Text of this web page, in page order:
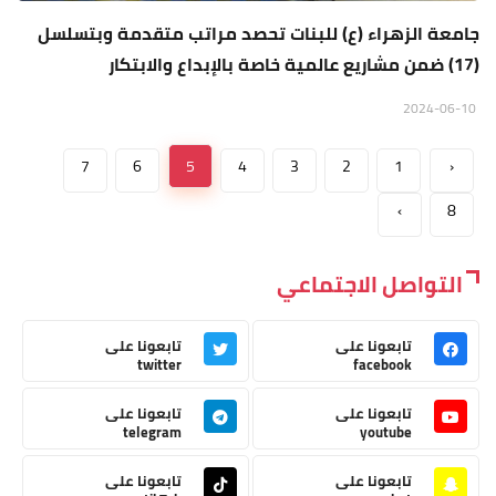
جامعة الزهراء (ع) للبنات تحصد مراتب متقدمة وبتسلسل
(17) ضمن مشاريع عالمية خاصة بالإبداع والابتكار
‹
1
2
3
4
5
6
7
8
›
التواصل الاجتماعي
تابعونا على
facebook
تابعونا على
twitter
تابعونا على
youtube
تابعونا على
telegram
تابعونا على
تابعونا على